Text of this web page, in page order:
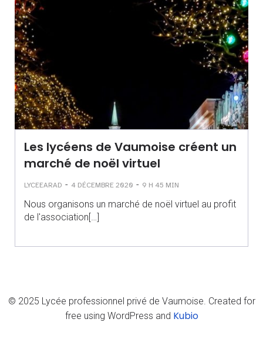
Les lycéens de Vaumoise créent un
marché de noël virtuel
LYCEEARAD - 4 DÉCEMBRE 2020 - 9 H 45 MIN
Nous organisons un marché de noël virtuel au profit
de l'association[…]
© 2025 Lycée professionnel privé de Vaumoise. Created for
free using WordPress and Kubio